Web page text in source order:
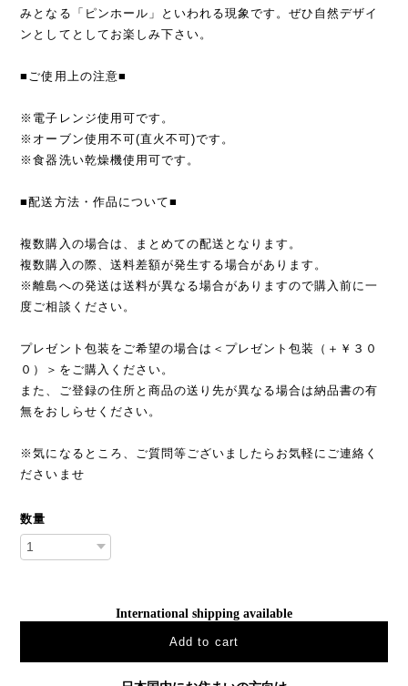
みとなる「ピンホール」といわれる現象です。ぜひ自然デザイ
ンとしてとしてお楽しみ下さい。
■ご使用上の注意■
※電子レンジ使用可です。
※オーブン使用不可(直火不可)です。
※食器洗い乾燥機使用可です。
■配送方法・作品について■
複数購入の場合は、まとめての配送となります。
複数購入の際、送料差額が発生する場合があります。
※離島への発送は送料が異なる場合がありますので購入前に一
度ご相談ください。
プレゼント包装をご希望の場合は＜プレゼント包装（＋￥３０
０）＞をご購入ください。
また、ご登録の住所と商品の送り先が異なる場合は納品書の有
無をおしらせください。
※気になるところ、ご質問等ございましたらお気軽にご連絡く
ださいませ
数量
International shipping available
Add to cart